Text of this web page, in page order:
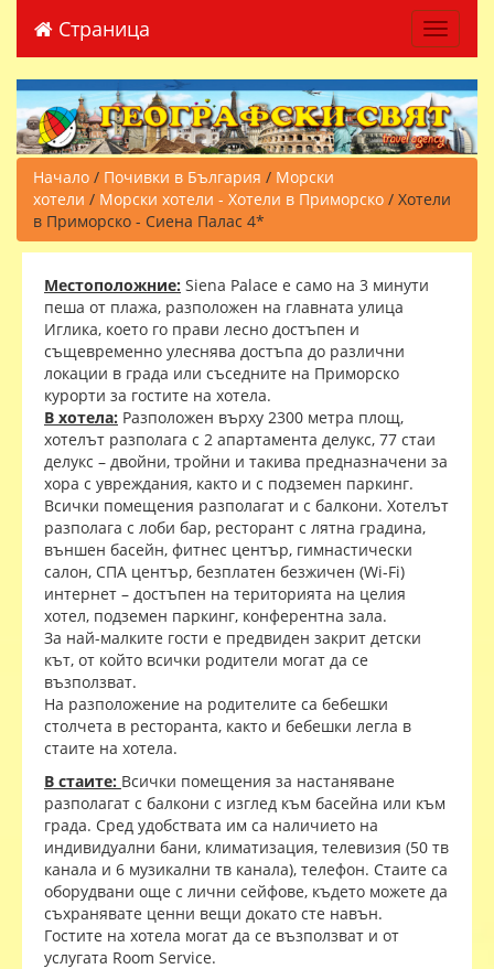
Страница Toggle
Начало / Почивки в България / Морски
хотели / Морски хотели - Хотели в Приморско / Хотели
в Приморско - Сиена Палас 4*
Местоположние: Siena Palace е само на 3 минути
пеша от плажа, разположен на главната улица
Иглика, което го прави лесно достъпен и
същевременно улеснява достъпа до различни
локации в града или съседните на Приморско
курорти за гостите на хотела.
В хотела: Разположен върху 2300 метра площ,
хотелът разполага с 2 апартамента делукс, 77 стаи
делукс – двойни, тройни и такива предназначени за
хора с увреждания, както и с подземен паркинг.
Всички помещения разполагат и с балкони. Хотелът
разполага с лоби бар, ресторант с лятна градина,
външен басейн, фитнес център, гимнастически
салон, СПА център, безплатен безжичен (Wi-Fi)
интернет – достъпен на територията на целия
хотел, подземен паркинг, конферентна зала.
За най-малките гости е предвиден закрит детски
кът, от който всички родители могат да се
възползват.
На разположение на родителите са бебешки
столчета в ресторанта, както и бебешки легла в
стаите на хотела.
В стаите: Всички помещения за настаняване
разполагат с балкони с изглед към басейна или към
града. Сред удобствата им са наличието на
индивидуални бани, климатизация, телевизия (50 тв
канала и 6 музикални тв канала), телефон. Стаите са
оборудвани още с лични сейфове, където можете да
съхранявате ценни вещи докато сте навън.
Гостите на хотела могат да се възползват и от
услугата Room Service.